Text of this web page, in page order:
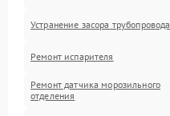
Устранение засора трубопровода
Ремонт испарителя
Ремонт датчика морозильного
отделения